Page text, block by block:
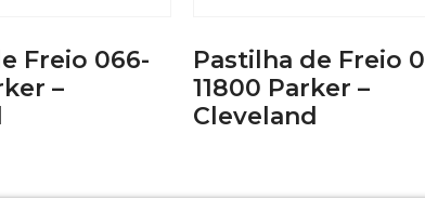
Freio 066-
–
Pastilha de Freio
11800 Parker –
Cleveland